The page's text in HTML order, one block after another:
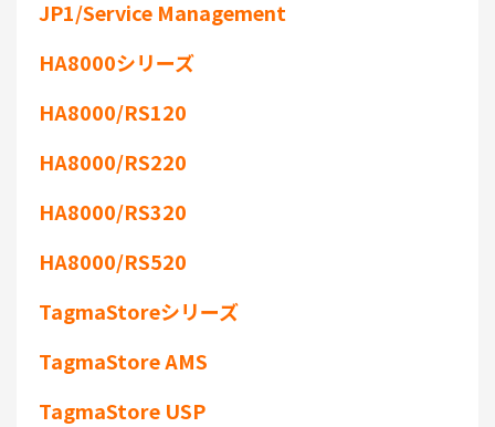
JP1/Service Management
HA8000シリーズ
HA8000/RS120
HA8000/RS220
HA8000/RS320
HA8000/RS520
TagmaStoreシリーズ
TagmaStore AMS
TagmaStore USP